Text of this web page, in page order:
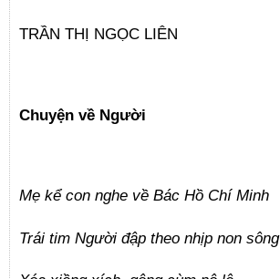
TRẦN THỊ NGỌC LIÊN
Chuyện về Người
Mẹ kể con nghe về Bác Hồ Chí Minh
Trái tim Người đập theo nhịp non sông